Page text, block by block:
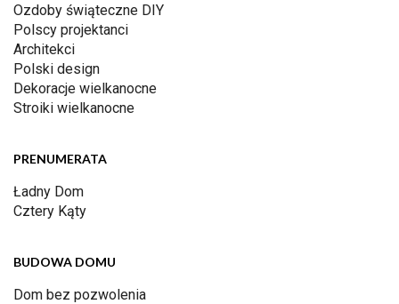
Ozdoby świąteczne DIY
Polscy projektanci
Architekci
Polski design
Dekoracje wielkanocne
Stroiki wielkanocne
PRENUMERATA
Ładny Dom
Cztery Kąty
BUDOWA DOMU
Dom bez pozwolenia